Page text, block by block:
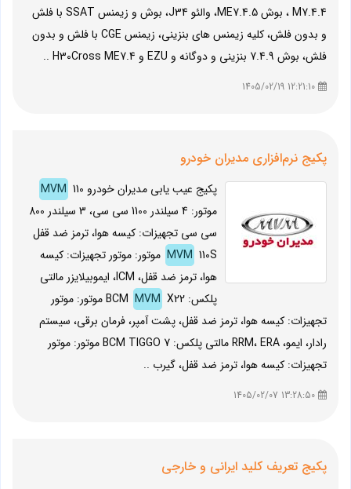
M7.4.4 ، بوش ME7.4.5، والئو J34، بوش و زیمنس SSAT با فلش
و بدون فلش، کلیه زیمنس های بنزینی، زیمنس CGE با فلش و بدون
فلش، بوش 7.4.9 بنزینی و دوگانه و EZU و H30Cross ME7.4 ..
پکیج نرم‌افزاری مدیران خودرو
پکیج عیب یابی مدیران خودرو MVM 110
موتور: 4 سیلندر 1100 سی سی، 3 سیلندر 800
سی سی تجهیزات: کیسه هوا، ترمز ضد قفل
MVM 110S موتور: موتور تجهیزات: کیسه
هوا، ترمز ضد قفل، ICM، ایموبیلایزر مالتی
پلکس: BCM
MVM
X22 موتور: موتور
تجهیزات: کیسه هوا، ترمز ضد قفل، پشت آمپر، فرمان برقی، سیستم
رادار، ایمو، RRM، ERA مالتی پلکس: BCM TIGGO 7 موتور: موتور
تجهیزات: کیسه هوا، ترمز ضد قفل، گیرب ..
پکیج تعریف کلید ایرانی و خارجی